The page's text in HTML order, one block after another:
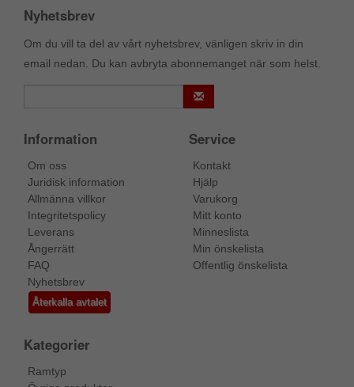
Nyhetsbrev
Om du vill ta del av vårt nyhetsbrev, vänligen skriv in din
email nedan. Du kan avbryta abonnemanget när som helst.
Information
Om oss
Juridisk information
Allmänna villkor
Integritetspolicy
Leverans
Ångerrätt
FAQ
Nyhetsbrev
Återkalla avtalet
Service
Kontakt
Hjälp
Varukorg
Mitt konto
Minneslista
Min önskelista
Offentlig önskelista
Kategorier
Ramtyp